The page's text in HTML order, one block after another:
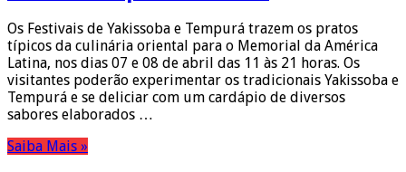
Os Festivais de Yakissoba e Tempurá trazem os pratos
típicos da culinária oriental para o Memorial da América
Latina, nos dias 07 e 08 de abril das 11 às 21 horas. Os
visitantes poderão experimentar os tradicionais Yakissoba e
Tempurá e se deliciar com um cardápio de diversos
sabores elaborados …
Saiba Mais »